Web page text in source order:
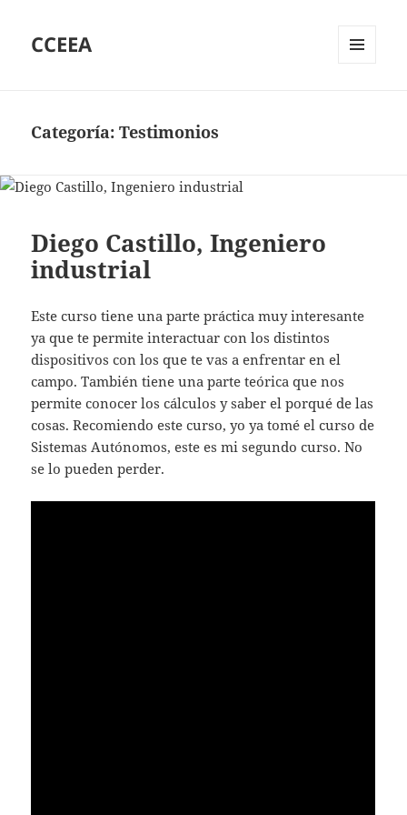
CCEEA
Categoría:Testimonios
Diego Castillo, Ingeniero
industrial
Este curso tiene una parte práctica muy interesante
ya que te permite interactuar con los distintos
dispositivos con los que te vas a enfrentar en el
campo. También tiene una parte teórica que nos
permite conocer los cálculos y saber el porqué de las
cosas. Recomiendo este curso, yo ya tomé el curso de
Sistemas Autónomos, este es mi segundo curso. No
se lo pueden perder.